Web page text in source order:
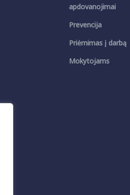
apdovanojimai
Prevencija
Priėmimas į darbą
Mokytojams